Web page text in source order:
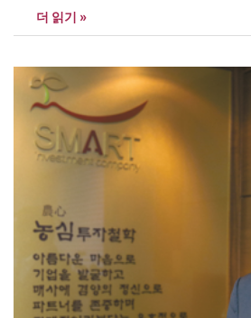
선순환 구조를 복원하는 일입니다. 기업의
식으로 투자자와 공유되고, 그 수익이 다
더 읽기 »